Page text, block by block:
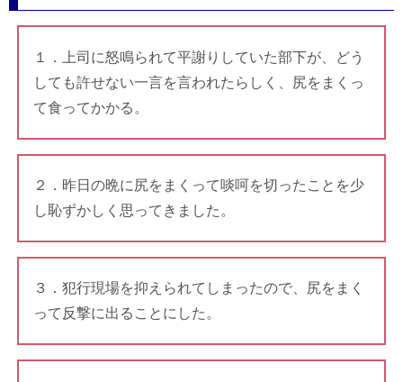
１．上司に怒鳴られて平謝りしていた部下が、どう
しても許せない一言を言われたらしく、尻をまくっ
て食ってかかる。
２．昨日の晩に尻をまくって啖呵を切ったことを少
し恥ずかしく思ってきました。
３．犯行現場を抑えられてしまったので、尻をまく
って反撃に出ることにした。